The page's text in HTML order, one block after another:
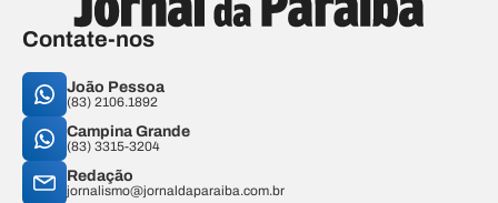
Contate-nos
João Pessoa
(83) 2106.1892
Campina Grande
(83) 3315-3204
Redação
jornalismo@jornaldaparaiba.com.br